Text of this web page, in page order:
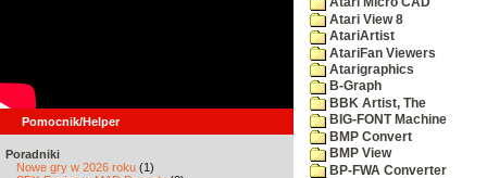
Pomocnik/Helper
Poradniki
Nowe gry w 2026 roku (1)
Atari View 8
AtariArtist
AtariFan Viewers
Atarigraphics
B-Graph
BBK Artist, The
BIG-FONT Machine
BMP Convert
BMP View
BP-FWA Converter